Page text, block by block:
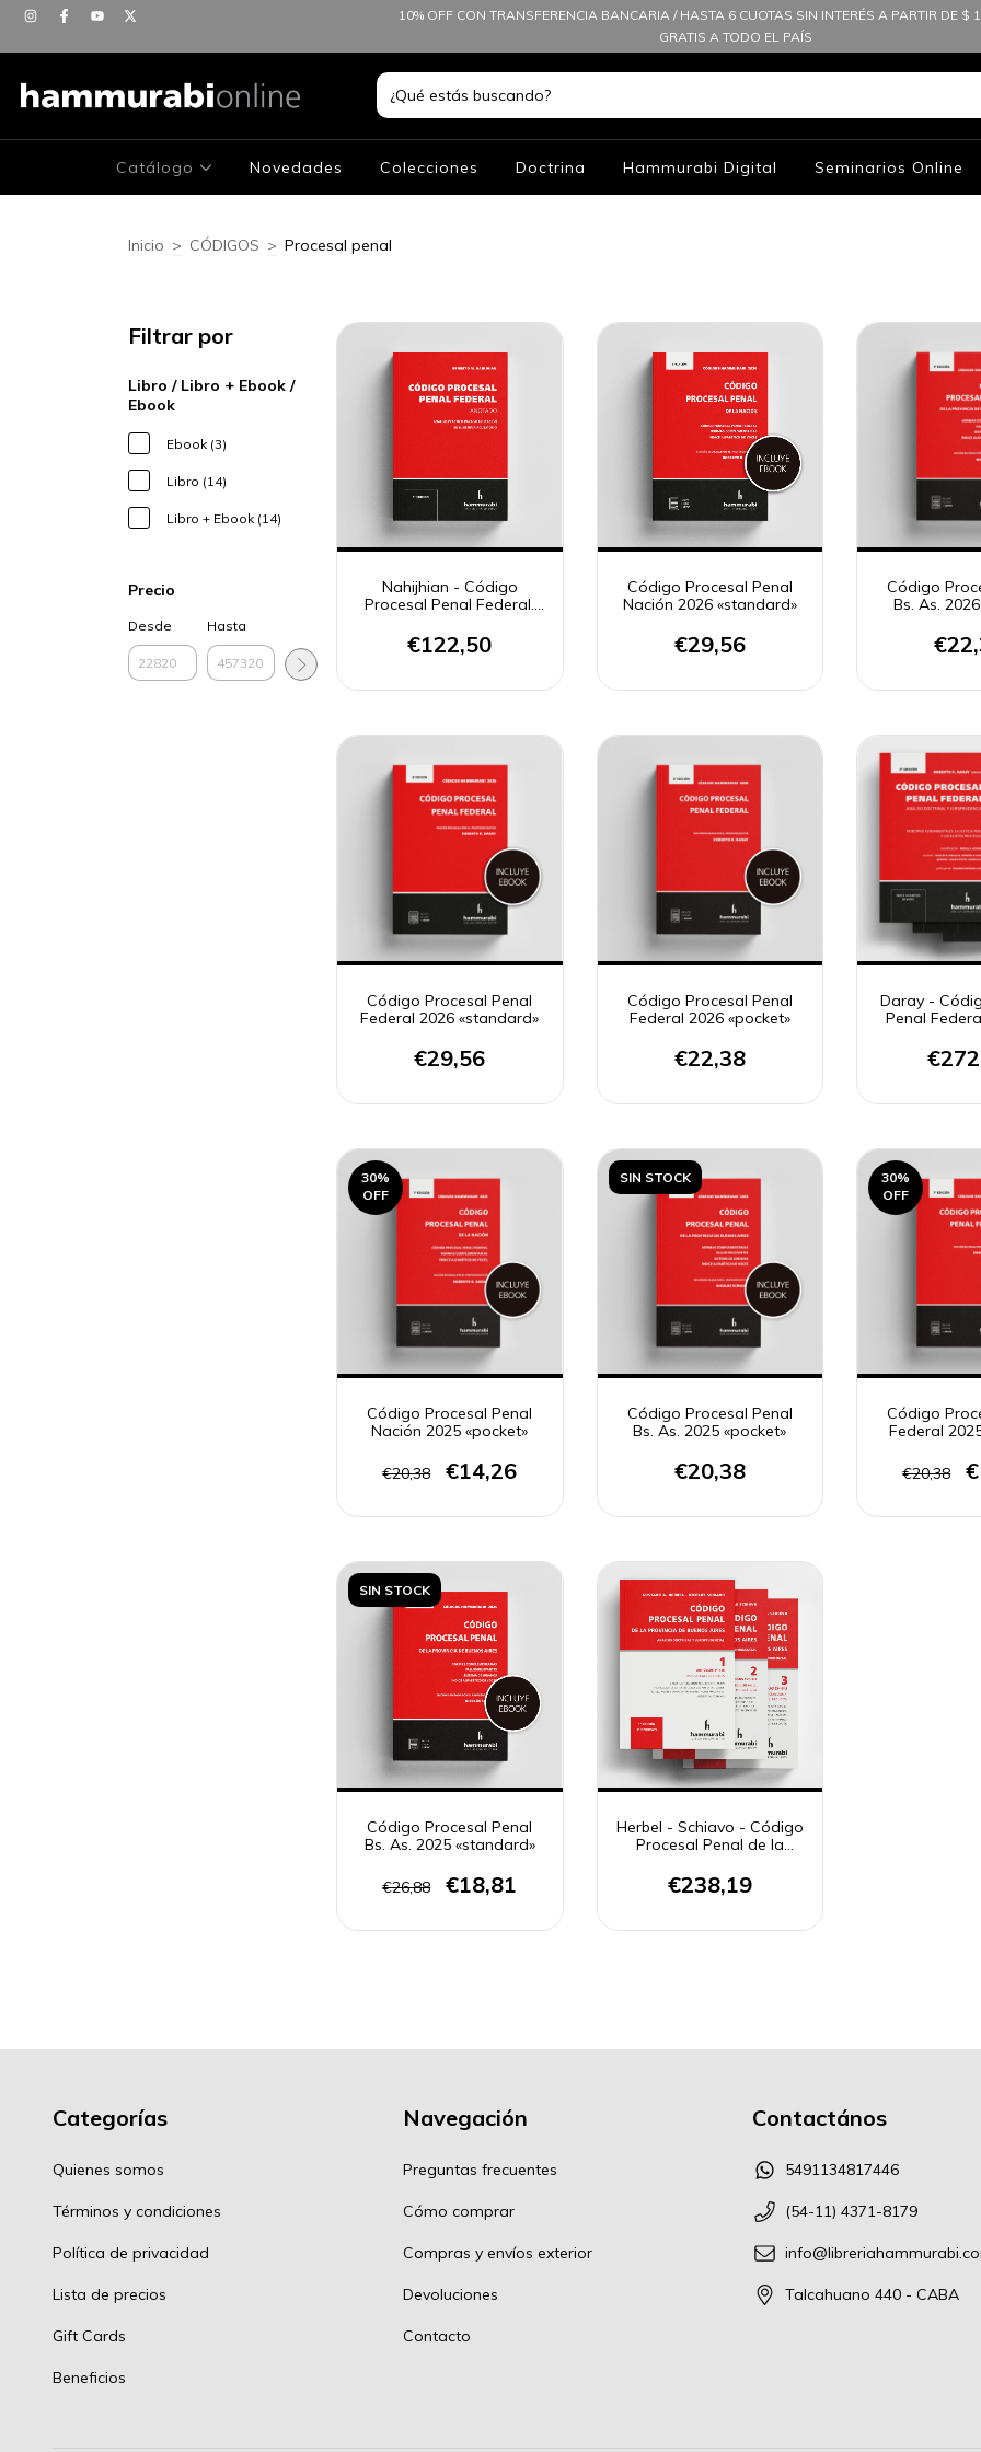
10% OFF CON TRANSFERENCIA BANCARIA / HASTA 6 CUOTAS SIN INTERÉS A PARTIR DE $
GRATIS A TODO EL PAÍS
Catálogo Novedades Colecciones Doctrina Hammurabi Digital Seminarios Online
Inicio > CÓDIGOS > Procesal penal
Filtrar por
Libro / Libro + Ebook /
Ebook
Ebook (3)
Libro (14)
Libro + Ebook (14)
Precio
Desde Hasta
Nahijhian - Código
Procesal Penal Federal.
€122,50
Código Procesal Penal
Nación 2026 «standard»
€29,56
Código
Bs. As.
Código Procesal Penal
Federal 2026 «standard»
€29,56
Código Procesal Penal
Federal 2026 «pocket»
€22,38
Daray -
Penal
30%
OFF
Código Procesal Penal
Nación 2025 «pocket»
€20,38 €14,26
SIN STOCK
Código Procesal Penal
Bs. As. 2025 «pocket»
€20,38
30%
OFF
Código
Federal
€20,38
SIN STOCK
Código Procesal Penal
Bs. As. 2025 «standard»
€26,88 €18,81
Herbel - Schiavo - Código
Procesal Penal de la
€238,19
Categorías
Quienes somos
Términos y condiciones
Política de privacidad
Lista de precios
Gift Cards
Beneficios
Navegación
Preguntas frecuentes
Cómo comprar
Compras y envíos exterior
Devoluciones
Contacto
Contactános
5491134817446
(54-11) 4371-8179
Talcahuano 440 - CABA